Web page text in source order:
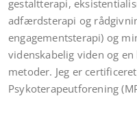
gestaltterapi,
adfærdsterapi og
engagementsterapi) og
videnskabelig viden og
metoder. Jeg er
Psykoterapeutforening